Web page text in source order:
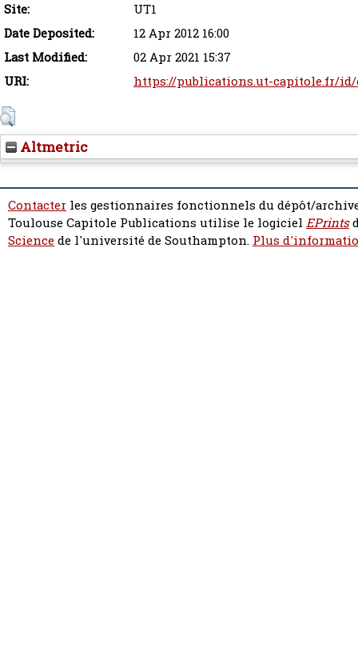
Site:
UT1
Date Deposited:
12 Apr 2012 16:00
Last Modified:
02 Apr 2021 15:37
URI:
https://publications.ut-capitole.fr/
Altmetric
Contacter les gestionnaires fonctionnels du dépôt/
Toulouse Capitole Publications utilise le logiciel EPrints
Sciencede l'université de Southampton. Plus